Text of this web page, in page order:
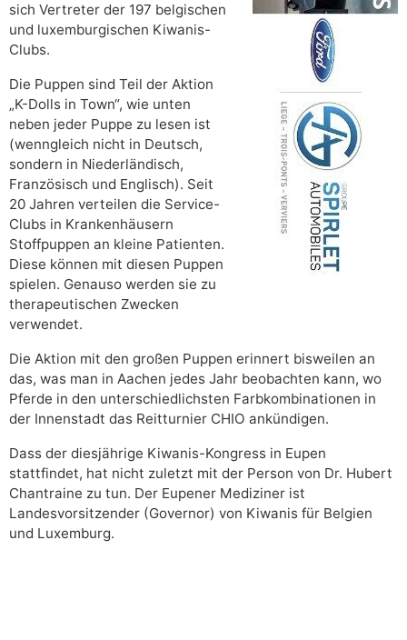
sich Vertreter der 197 belgischen
und luxemburgischen Kiwanis-
Clubs.
Die Puppen sind Teil der Aktion
„K-Dolls in Town“, wie unten
neben jeder Puppe zu lesen ist
(wenngleich nicht in Deutsch,
sondern in Niederländisch,
Französisch und Englisch). Seit
20 Jahren verteilen die Service-
Clubs in Krankenhäusern
Stoffpuppen an kleine Patienten.
Diese können mit diesen Puppen
spielen. Genauso werden sie zu
therapeutischen Zwecken
verwendet.
Die Aktion mit den großen Puppen erinnert bisweilen an
das, was man in Aachen jedes Jahr beobachten kann, wo
Pferde in den unterschiedlichsten Farbkombinationen in
der Innenstadt das Reitturnier CHIO ankündigen.
Dass der diesjährige Kiwanis-Kongress in Eupen
stattfindet, hat nicht zuletzt mit der Person von Dr. Hubert
Chantraine zu tun. Der Eupener Mediziner ist
Landesvorsitzender (Governor) von Kiwanis für Belgien
und Luxemburg.